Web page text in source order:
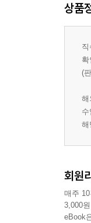
상품
(
해
해
회원
매주
3,000
eBook